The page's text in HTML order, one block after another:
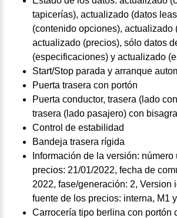
tapicerías), actualizado (datos
(contenido opciones), actualizado
actualizado (precios), sólo datos
(especificaciones) y actualizado
Start/Stop parada y arranque
Puerta trasera con portón
Puerta conductor, trasera (lado
trasera (lado pasajero) con
Control de estabilidad
Bandeja trasera rígida
Información de la versión:
precios: 21/01/2022, fecha de
2022, fase/generación: 2, Version
fuente de los precios: interna, M1
Carrocería tipo berlina con portón